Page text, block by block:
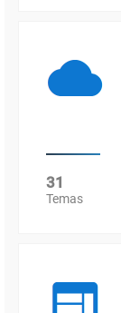
31
Temas